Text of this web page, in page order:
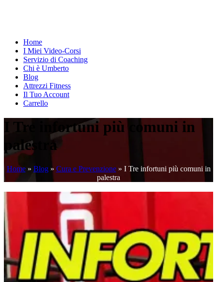
Home
I Miei Video-Corsi
Servizio di Coaching
Chi è Umberto
Blog
Attrezzi Fitness
Il Tuo Account
Carrello
I Tre infortuni più comuni in
palestra
Home» Blog» Cura e Prevenzione» I Tre infortuni più comuni in
palestra